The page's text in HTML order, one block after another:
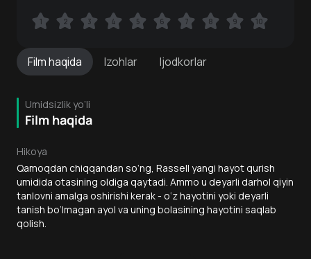
Filmhaqida Izohlar Ijodkorlar
Umidsizlik yo‘li
Film haqida
Hikoya
Qamoqdan chiqqandan so‘ng, Rassell yangi hayot qurish
umidida otasining oldiga qaytadi. Ammo u deyarli darhol qiyin
tanlovni amalga oshirishi kerak - o‘z hayotini yoki deyarli
tanish bo‘lmagan ayol va uning bolasining hayotini saqlab
qolish.
1 2 3 4 5 6 7 8 9 10
1 2 3 4 5 6 7 8 9 10